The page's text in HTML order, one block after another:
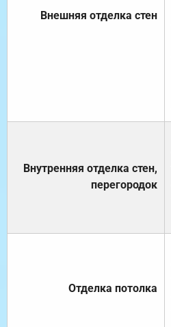
Внешняя отделка стен
Внутренняя отделка стен,
перегородок
Отделка потолка